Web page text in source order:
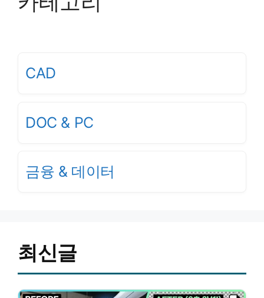
CAD
DOC & PC
금융 & 데이터
최신글